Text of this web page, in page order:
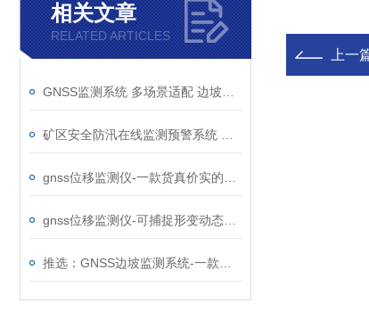
相关文章
RELATED ARTICLES
上一